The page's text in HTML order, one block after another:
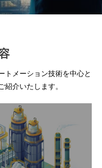
トメーション技術を中心と
紹介いたします。